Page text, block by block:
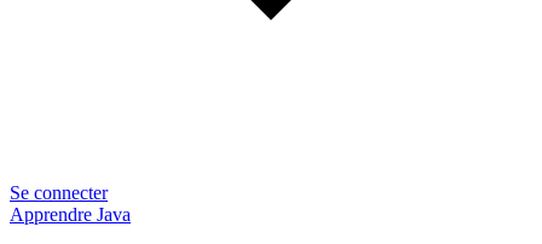
Se connecter
Apprendre Java